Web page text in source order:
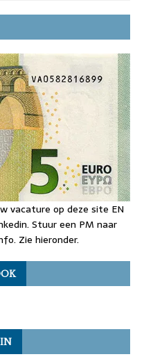
vacature op deze site EN
Stuur een PM naar
Zie hieronder.